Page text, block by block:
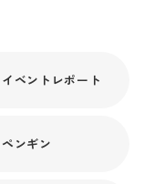
番小さいエイが1.5
違いに驚かされま
現在、このエイた
います。イズヒメ
ズヒメエイです！
探してみてくださ
イベントレポート
ペンギン